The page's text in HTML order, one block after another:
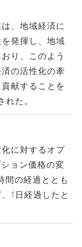
、地域経済に
発揮し、地域
り、このよう
の活性化の牽
献することを
た。
に対するオプ
ョン価格の変
間の経過ととも
1日経過したと